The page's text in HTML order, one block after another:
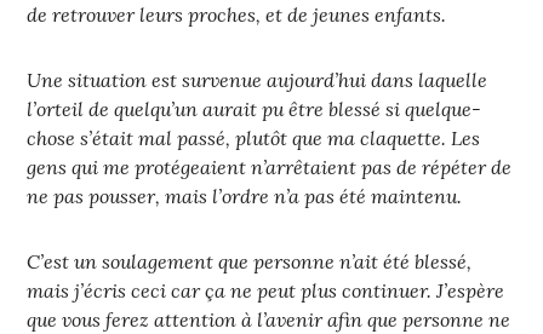
de retrouver leurs proches, et de jeunes enfants.
Une situation est survenue aujourd’hui dans laquelle
l’orteil de quelqu’un aurait pu être blessé si quelque-
chose s’était mal passé, plutôt que ma claquette. Les
gens qui me protégeaient n’arrêtaient pas de répéter de
ne pas pousser, mais l’ordre n’a pas été maintenu.
C’est un soulagement que personne n’ait été blessé,
mais j’écris ceci car ça ne peut plus continuer. J’espère
que vous ferez attention à l’avenir afin que personne ne